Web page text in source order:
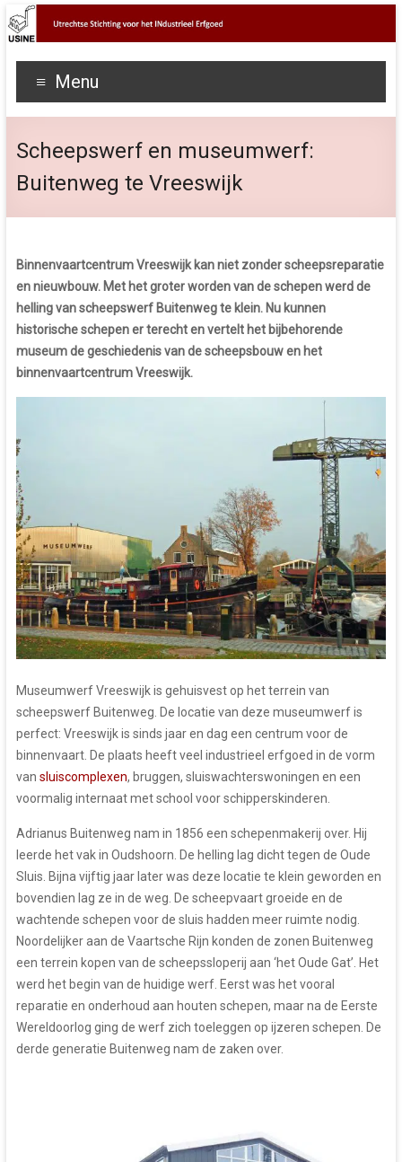
Menu
Scheepswerf en museumwerf:
Buitenweg te Vreeswijk
Binnenvaartcentrum Vreeswijk kan niet zonder scheepsreparatie
en nieuwbouw. Met het groter worden van de schepen werd de
helling van scheepswerf Buitenweg te klein. Nu kunnen
historische schepen er terecht en vertelt het bijbehorende
museum de geschiedenis van de scheepsbouw en het
binnenvaartcentrum Vreeswijk.
Museumwerf Vreeswijk is gehuisvest op het terrein van
scheepswerf Buitenweg. De locatie van deze museumwerf is
perfect: Vreeswijk is sinds jaar en dag een centrum voor de
binnenvaart. De plaats heeft veel industrieel erfgoed in de vorm
van sluiscomplexen, bruggen, sluiswachterswoningen en een
voormalig internaat met school voor schipperskinderen.
Adrianus Buitenweg nam in 1856 een schepenmakerij over. Hij
leerde het vak in Oudshoorn. De helling lag dicht tegen de Oude
Sluis. Bijna vijftig jaar later was deze locatie te klein geworden en
bovendien lag ze in de weg. De scheepvaart groeide en de
wachtende schepen voor de sluis hadden meer ruimte nodig.
Noordelijker aan de Vaartsche Rijn konden de zonen Buitenweg
een terrein kopen van de scheepssloperij aan ‘het Oude Gat’. Het
werd het begin van de huidige werf. Eerst was het vooral
reparatie en onderhoud aan houten schepen, maar na de Eerste
Wereldoorlog ging de werf zich toeleggen op ijzeren schepen. De
derde generatie Buitenweg nam de zaken over.